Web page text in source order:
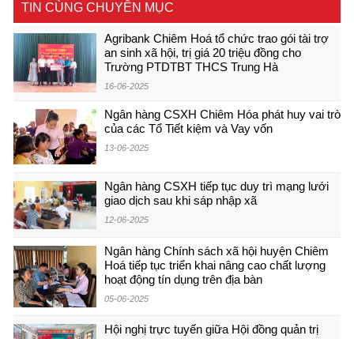
TIN CÙNG CHUYÊN MỤC
Agribank Chiêm Hoá tổ chức trao gói tài trợ
an sinh xã hội, trị giá 20 triệu đồng cho
Trường PTDTBT THCS Trung Hà
16-06-2025
Ngân hàng CSXH Chiêm Hóa phát huy vai trò
của các Tổ Tiết kiệm và Vay vốn
13-06-2025
Ngân hàng CSXH tiếp tục duy trì mạng lưới
giao dịch sau khi sáp nhập xã
12-06-2025
Ngân hàng Chính sách xã hội huyện Chiêm
Hoá tiếp tục triển khai nâng cao chất lượng
hoạt động tín dụng trên địa bàn
05-06-2025
Hội nghị trực tuyến giữa Hội đồng quản trị